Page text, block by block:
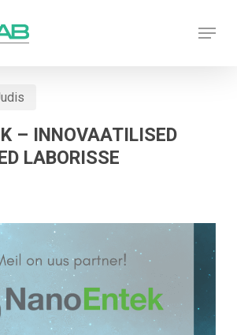
Menu
– INNOVAATILISED
LABORISSE